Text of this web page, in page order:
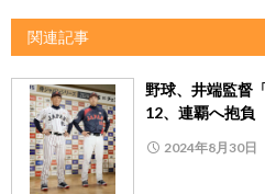
関連記事
野球、井端監督
12、連覇へ抱負
2024年8月30日